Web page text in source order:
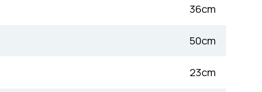
36cm
50cm
23cm